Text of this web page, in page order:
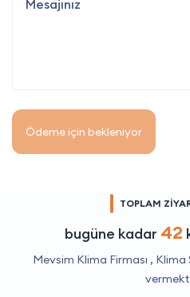
Ödeme için bekleniyor
TOPLAM
bugüne kadar 42
Mevsim Klima Firması , Klima